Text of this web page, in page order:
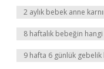
2 aylık bebek anne
8 haftalık bebeğin
9 hafta 6 günlük gebelik